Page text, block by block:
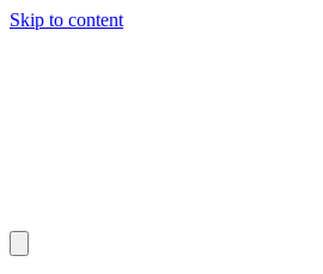
Skip to content